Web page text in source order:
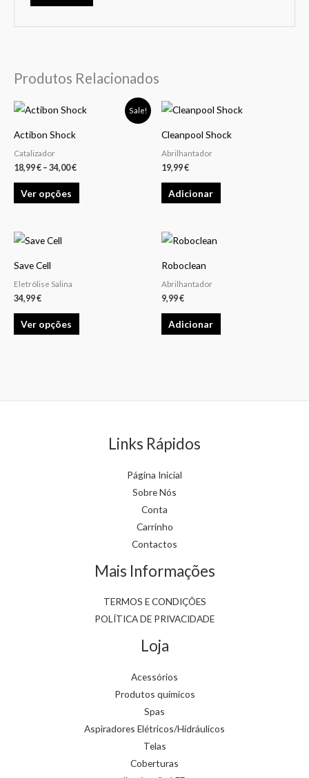
Produtos Relacionados
Sale!
Actibon Shock
Catalizador
18,99€ – 34,00€
Price
range:
Ver opções
This
product
page
Cleanpool Shock
Abrilhantador
19,99€
Adicionar
Save Cell
Eletrólise Salina
34,99€
Ver opções
product
Roboclean
Abrilhantador
9,99€
Adicionar
Links Rápidos
Página Inicial
Sobre Nós
Conta
Carrinho
Contactos
Mais Informações
TERMOS E CONDIÇÕES
POLÍTICA DE PRIVACIDADE
Loja
Acessórios
Produtos químicos
Spas
Aspiradores Elétricos/Hidráulicos
Telas
Coberturas